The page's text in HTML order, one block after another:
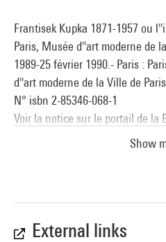
Frantisek Kupka 1871-1957 ou
Paris, Musée d''art moderne de
1989-25 février 1990.- Paris :
d''art moderne de la Ville de
N° isbn 2-85346-068-1
Voir la notice sur le portail de la
Show
External links